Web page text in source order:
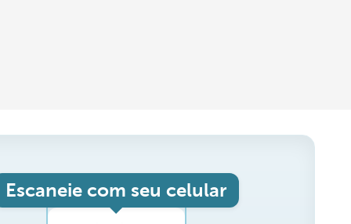
Escaneie com seu celular